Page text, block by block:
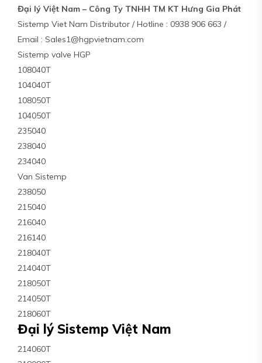
Đại lý Việt Nam – Công Ty TNHH TM KT Hưng Gia Phát
Sistemp Viet Nam Distributor / Hotline : 0938 906 663 /
Email : Sales1@hgpvietnam.com
Sistemp valve HGP
108040T
104040T
108050T
104050T
235040
238040
234040
Van Sistemp
238050
215040
216040
216140
218040T
214040T
218050T
214050T
218060T
Đại lý Sistemp Việt Nam
214060T